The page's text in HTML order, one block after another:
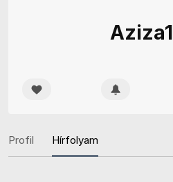
Aziza1
Profil Hírfolyam